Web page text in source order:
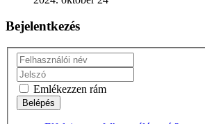
Bejelentkezés
Emlékezzen rám